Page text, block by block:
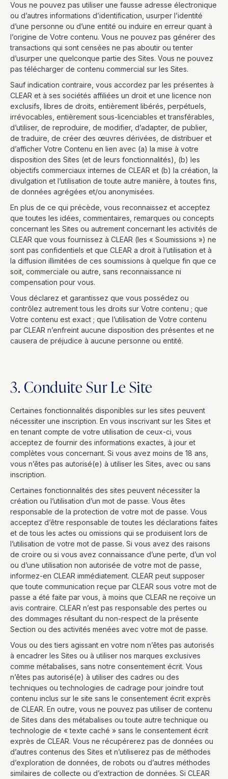
Vous ne pouvez pas utiliser une fausse adresse électronique
ou d’autres informations d’identification, usurper l’identité
d’une personne ou d’une entité ou induire en erreur quant à
l’origine de Votre contenu. Vous ne pouvez pas générer des
transactions qui sont censées ne pas aboutir ou tenter
d’usurper une quelconque partie des Sites. Vous ne pouvez
pas télécharger de contenu commercial sur les Sites.
Sauf indication contraire, vous accordez par les présentes à
CLEAR et à ses sociétés affiliées un droit et une licence non
exclusifs, libres de droits, entièrement libérés, perpétuels,
irrévocables, entièrement sous-licenciables et transférables,
d’utiliser, de reproduire, de modifier, d’adapter, de publier,
de traduire, de créer des œuvres dérivées, de distribuer et
d’afficher Votre Contenu en lien avec (a) la mise à votre
disposition des Sites (et de leurs fonctionnalités), (b) les
objectifs commerciaux internes de CLEAR et (b) la création, la
divulgation et l’utilisation de toute autre manière, à toutes fins,
de données agrégées et/ou anonymisées.
En plus de ce qui précède, vous reconnaissez et acceptez
que toutes les idées, commentaires, remarques ou concepts
concernant les Sites ou autrement concernant les activités de
CLEAR que vous fournissez à CLEAR (les « Soumissions ») ne
sont pas confidentiels et que CLEAR a droit à l’utilisation et à
la diffusion illimitées de ces soumissions à quelque fin que ce
soit, commerciale ou autre, sans reconnaissance ni
compensation pour vous.
Vous déclarez et garantissez que vous possédez ou
contrôlez autrement tous les droits sur Votre contenu ; que
Votre contenu est exact ; que l’utilisation de Votre contenu
par CLEAR n’enfreint aucune disposition des présentes et ne
causera de préjudice à aucune personne ou entité.
3. Conduite Sur Le Site
Certaines fonctionnalités disponibles sur les sites peuvent
nécessiter une inscription. En vous inscrivant sur les Sites et
en tenant compte de votre utilisation de ceux-ci, vous
acceptez de fournir des informations exactes, à jour et
complètes vous concernant. Si vous avez moins de 18 ans,
vous n’êtes pas autorisé(e) à utiliser les Sites, avec ou sans
inscription.
Certaines fonctionnalités des sites peuvent nécessiter la
création ou l’utilisation d’un mot de passe. Vous êtes
responsable de la protection de votre mot de passe. Vous
acceptez d’être responsable de toutes les déclarations faites
et de tous les actes ou omissions qui se produisent lors de
l’utilisation de votre mot de passe. Si vous avez des raisons
de croire ou si vous avez connaissance d’une perte, d’un vol
ou d’une utilisation non autorisée de votre mot de passe,
informez-en CLEAR immédiatement. CLEAR peut supposer
que toute communication reçue par CLEAR sous votre mot de
passe a été faite par vous, à moins que CLEAR ne reçoive un
avis contraire. CLEAR n’est pas responsable des pertes ou
des dommages résultant du non-respect de la présente
Section ou des activités menées avec votre mot de passe.
Vous ou des tiers agissant en votre nom n’êtes pas autorisés
à encadrer les Sites ou à utiliser nos marques exclusives
comme métabalises, sans notre consentement écrit. Vous
n’êtes pas autorisé(e) à utiliser des cadres ou des
techniques ou technologies de cadrage pour joindre tout
contenu inclus sur le site sans le consentement écrit exprès
de CLEAR. En outre, vous ne pouvez pas utiliser de contenu
de Sites dans des métabalises ou toute autre technique ou
technologie de « texte caché » sans le consentement écrit
exprès de CLEAR. Vous ne récupérerez pas de données ou
d’autres contenus des Sites et n’utiliserez pas de méthodes
d’exploration de données, de robots ou d’autres méthodes
similaires de collecte ou d’extraction de données. Si CLEAR